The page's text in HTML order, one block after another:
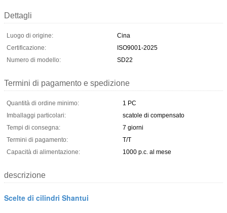
Dettagli
Luogo di origine:
Cina
Certificazione:
ISO9001-2025
Numero di modello:
SD22
Termini di pagamento e spedizione
Quantità di ordine minimo:
1 PC
Imballaggi particolari:
scatole di compensato
Tempi di consegna:
7 giorni
Termini di pagamento:
T/T
Capacità di alimentazione:
1000 p.c. al mese
descrizione
Scelte di cilindri Shantui